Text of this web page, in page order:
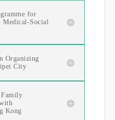
for
Medical-Social
Organizing
City
Kong